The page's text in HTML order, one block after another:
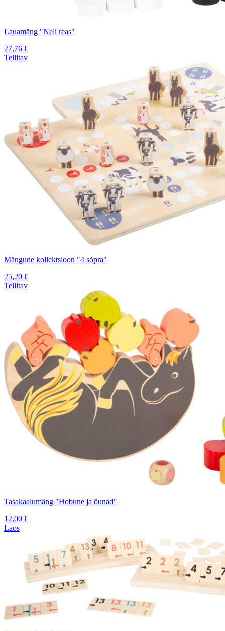
Lauamäng "Neli reas"
27,76 €
Tellitav
Mängude kollektsioon "4 sõpra"
25,20 €
Tellitav
Tasakaalumäng "Hobune ja õunad"
12,00 €
Laos